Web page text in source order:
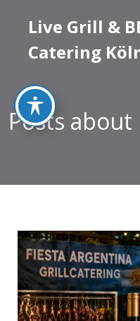
Live Grill &
Catering
Posts